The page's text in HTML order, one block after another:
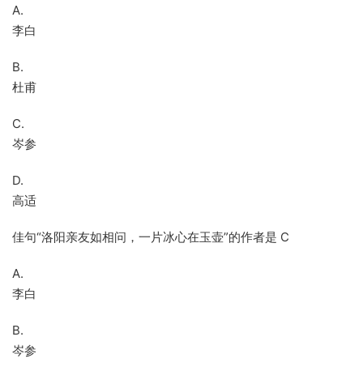
A.
李白
B.
杜甫
C.
岑参
D.
高适
佳句“洛阳亲友如相问，一片冰心在玉壶”的作者是 C
A.
李白
B.
岑参